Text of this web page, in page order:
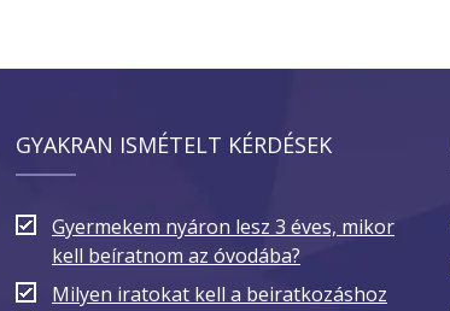
GYAKRAN ISMÉTELT KÉRDÉSEK
Gyermekem nyáron lesz 3 éves, mikor
kell beíratnom az óvodába?
Milyen iratokat kell a beiratkozáshoz